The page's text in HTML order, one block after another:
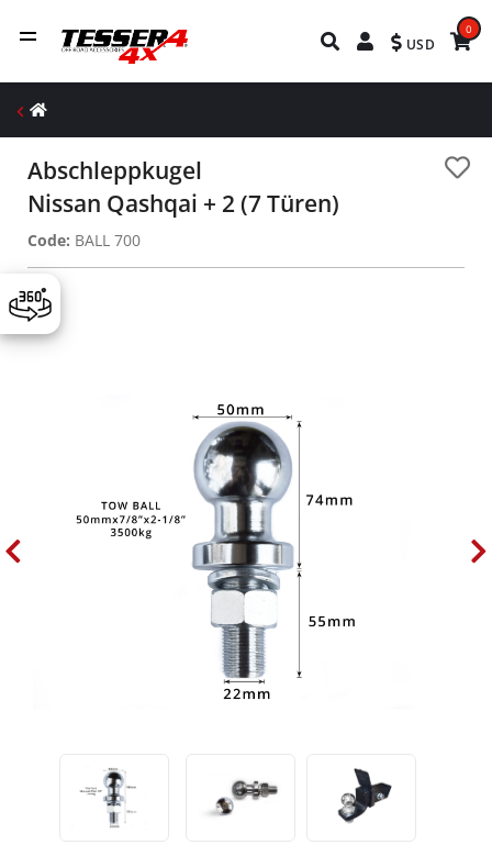
USD
0
Abschleppkugel
Nissan Qashqai + 2 (7 Türen)
Code: BALL 700